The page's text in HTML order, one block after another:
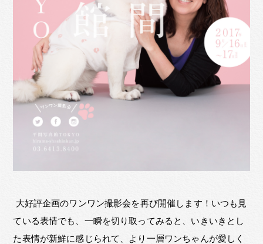
大好評企画のワンワン撮影会を再び開催します！いつも見
ている表情でも、一瞬を切り取ってみると、いきいきとし
た表情が新鮮に感じられて、より一層ワンちゃんが愛しく